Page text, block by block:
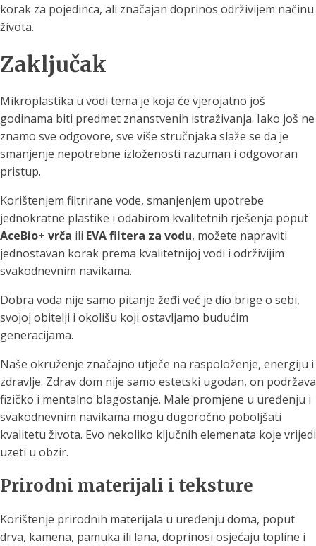
korak za pojedinca, ali značajan doprinos održivijem načinu
života.
Zaključak
Mikroplastika u vodi tema je koja će vjerojatno još
godinama biti predmet znanstvenih istraživanja. Iako još ne
znamo sve odgovore, sve više stručnjaka slaže se da je
smanjenje nepotrebne izloženosti razuman i odgovoran
pristup.
Korištenjem filtrirane vode, smanjenjem upotrebe
jednokratne plastike i odabirom kvalitetnih rješenja poput
AceBio+ vrča ili EVA filtera za vodu, možete napraviti
jednostavan korak prema kvalitetnijoj vodi i održivijim
svakodnevnim navikama.
Dobra voda nije samo pitanje žeđi već je dio brige o sebi,
svojoj obitelji i okolišu koji ostavljamo budućim
generacijama.
Naše okruženje značajno utječe na raspoloženje, energiju i
zdravlje. Zdrav dom nije samo estetski ugodan, on podržava
fizičko i mentalno blagostanje. Male promjene u uređenju i
svakodnevnim navikama mogu dugoročno poboljšati
kvalitetu života. Evo nekoliko ključnih elemenata koje vrijedi
uzeti u obzir.
Prirodni materijali i teksture
Korištenje prirodnih materijala u uređenju doma, poput
drva, kamena, pamuka ili lana, doprinosi osjećaju topline i